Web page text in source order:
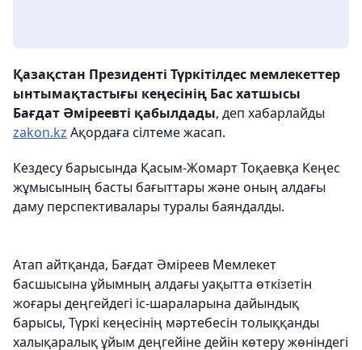
Қазақстан Президенті Түркітілдес мемлекеттер
ынтымақтастығы кеңесінің Бас хатшысы
Бағдат Әміреевті қабылдады, деп хабарлайды
zakon.kz Ақордаға сілтеме жасап.
Кездесу барысында Қасым-Жомарт Тоқаевқа Кеңес
жұмысының басты бағыттары және оның алдағы
даму перспективалары туралы баяндалды.
Атап айтқанда, Бағдат Әміреев Мемлекет
басшысына ұйымның алдағы уақытта өткізетін
жоғары деңгейдегі іс-шараларына дайындық
барысы, Түркі кеңесінің мәртебесін толыққанды
халықаралық ұйым деңгейіне дейін көтеру жөніндегі